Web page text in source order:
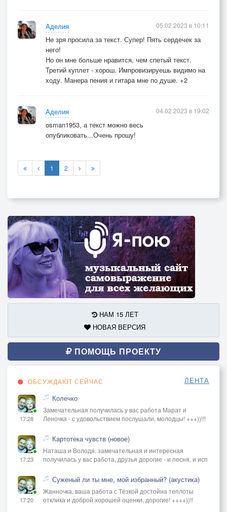
Аделия
Не зря просила за текст. Супер! Пять сердечек за
него!
Но он мне больше нравится, чем спетый текст.
Третий куплет - хорош. Импровизируешь видимо на
ходу. Манера пения и гитара мне по душе. +2
05.02.2023 в 10:11
Аделия
osman1953, а текст можно весь
опубликовать...Очень прошу!
04.02.2023 в 19:02
1 2
НАМ 15 ЛЕТ
НОВАЯ ВЕРСИЯ
ПОМОЩЬ ПРОЕКТУ
ОБСУЖДАЮТ СЕЙЧАС ЛЕНТА
17:28
Колечко
Замечательная получилась у вас работа Марат и
Леночка - с удовольствием послушали, молодцы! +++))!!!
17:23
Картотека чувств (новое)
Наташа и Володя, замечательная и интересная
получилась у вас работа, друзья дорогие - и песня, и исп
17:20
Суженый ли ты мне, мой избранный? (акустика)
Жанночка, ваша работа с Тёзкой достойна теплоты
отклика и доброй хорошей оценки, дорогие! ++++))!!